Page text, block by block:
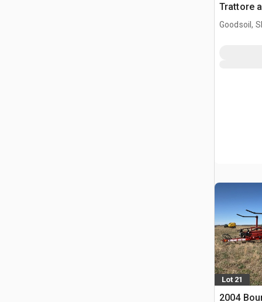
Trattore
Goodsoil,
Lot 21
2004